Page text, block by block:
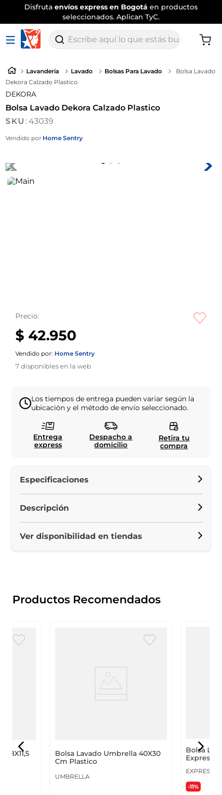
Disfruta envíos express en Bogotá en productos
seleccionados. Aplican TyC.
Escribe aquí lo que estás buscando
Lavandería Lavado Bolsas Para Lavado
Bolsa Lavado
Dekora Calzado Plastico
DEKORA
Bolsa Lavado Dekora Calzado Plastico
:43039
Vendido por Home Sentry
Precio:
$ 42.950
Vendido por: Home Sentry
7 disponibles en la web
Los tiempos de entrega pueden variar según la
ubicación y el método de envío seleccionado.
Entrega
express
Despacho a
domicilio
Retira tu
compra
Especificaciones
Descripción
Ver disponibilidad en tiendas
Productos Recomendados
Bolsa Lavado Umbrella 40X30
Cm Plastico
UMBRELLA
Bolsa
-11%